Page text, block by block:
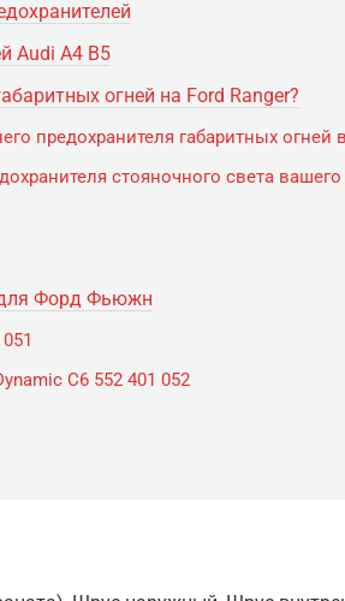
Audi A4 B5
огней на Ford Ranger?
предохранителя габаритных огней
стояночного света вашего
Форд Фьюжн
C6 552 401 052